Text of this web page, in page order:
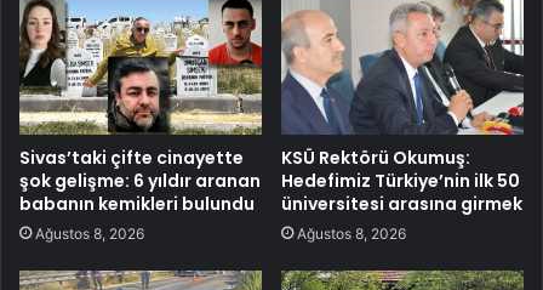
Sivas’taki çifte cinayette
şok gelişme: 6 yıldır aranan
babanın kemikleri bulundu
Ağustos 8, 2026
KSÜ Rektörü Okumuş:
Hedefimiz Türkiye’nin ilk 50
üniversitesi arasına girmek
Ağustos 8, 2026